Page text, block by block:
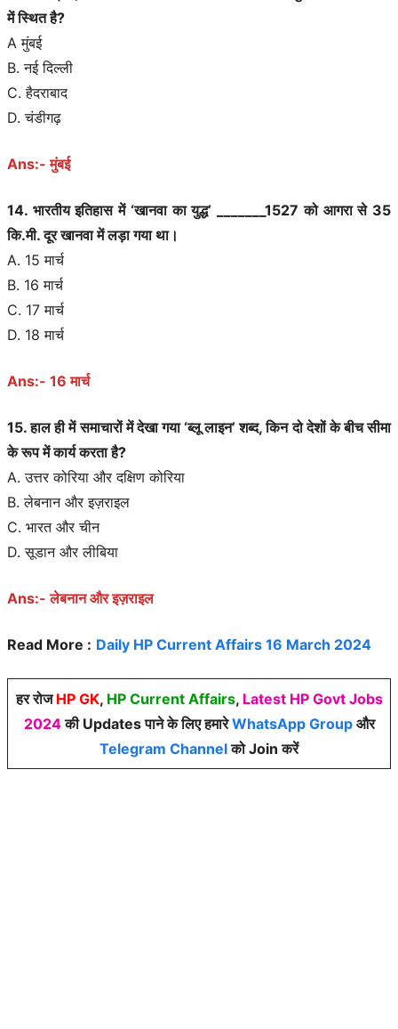
में स्थित है?
A मुंबई
B. नई दिल्ली
C. हैदराबाद
D. चंडीगढ़
Ans:- मुंबई
14. भारतीय इतिहास में ‘खानवा का युद्ध’ _______1527 को आगरा से 35
कि.मी. दूर खानवा में लड़ा गया था।
A. 15 मार्च
B. 16 मार्च
C. 17 मार्च
D. 18 मार्च
Ans:- 16 मार्च
15. हाल ही में समाचारों में देखा गया ‘ब्लू लाइन’ शब्द, किन दो देशों के बीच सीमा
के रूप में कार्य करता है?
A. उत्तर कोरिया और दक्षिण कोरिया
B. लेबनान और इज़राइल
C. भारत और चीन
D. सूडान और लीबिया
Ans:- लेबनान और इज़राइल
Read More : Daily HP Current Affairs 16 March 2024
हर रोज HP GK, HP Current Affairs, Latest HP Govt Jobs
2024की Updates पाने के लिए हमारेWhatsApp Groupऔर
Telegram Channelको Join करें